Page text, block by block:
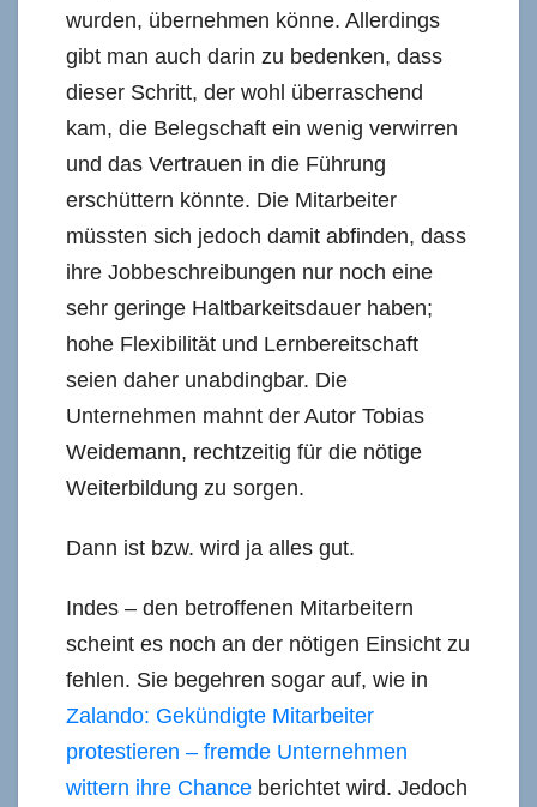
wurden, übernehmen könne. Allerdings
gibt man auch darin zu bedenken, dass
dieser Schritt, der wohl überraschend
kam, die Belegschaft ein wenig verwirren
und das Vertrauen in die Führung
erschüttern könnte. Die Mitarbeiter
müssten sich jedoch damit abfinden, dass
ihre Jobbeschreibungen nur noch eine
sehr geringe Haltbarkeitsdauer haben;
hohe Flexibilität und Lernbereitschaft
seien daher unabdingbar. Die
Unternehmen mahnt der Autor Tobias
Weidemann, rechtzeitig für die nötige
Weiterbildung zu sorgen.
Dann ist bzw. wird ja alles gut.
Indes – den betroffenen Mitarbeitern
scheint es noch an der nötigen Einsicht zu
fehlen. Sie begehren sogar auf, wie in
Zalando: Gekündigte Mitarbeiter
protestieren – fremde Unternehmen
wittern ihre Chance berichtet wird. Jedoch